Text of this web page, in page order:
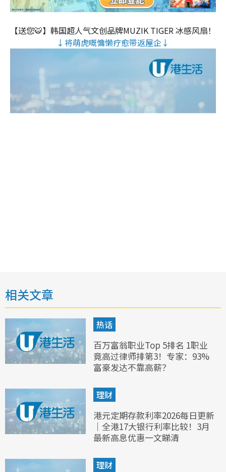
【送您🐯】韩国超人气文创品牌MUZIK TIGER 冰感风扇！
↓将萌虎嘅慵懒疗愈带返屋企↓
相关文章
热话
百万富翁职业Top 5排名 1职业
竟高过律师排第3！专家：93%
富豪发达不靠高薪？
理财
港元定期存款利率2026每日更新
｜全港17大银行利率比较！3月
最新高息优惠一文睇清
理财